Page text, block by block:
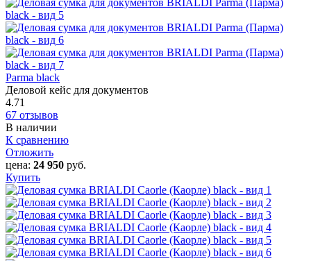
Parma black
Деловой кейс для документов
4.71
67 отзывов
В наличии
К сравнению
Отложить
цена: 24 950 руб.
Купить